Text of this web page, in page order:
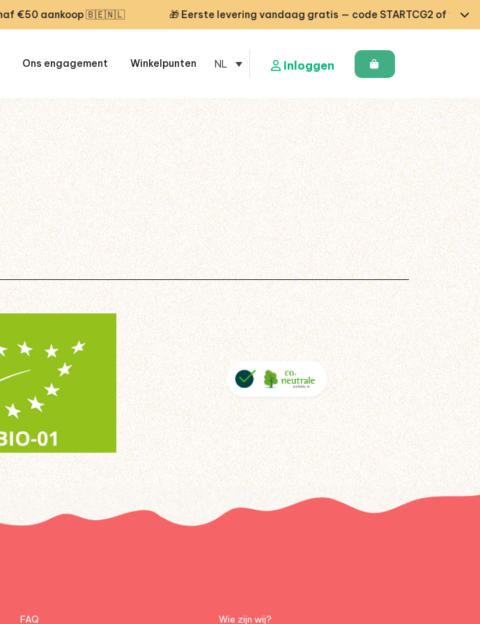
aankoop 🇧🇪🇳🇱 🎁 Eerste levering vandaag gratis — code STARTCG2 of vanaf
Ons engagement Winkelpunten NL Inloggen
FAQ Wie zijn wij?